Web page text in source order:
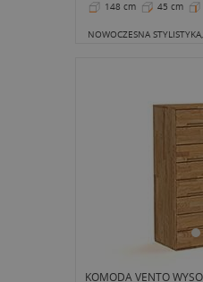
148 cm 45 cm
KOMODA VENTO